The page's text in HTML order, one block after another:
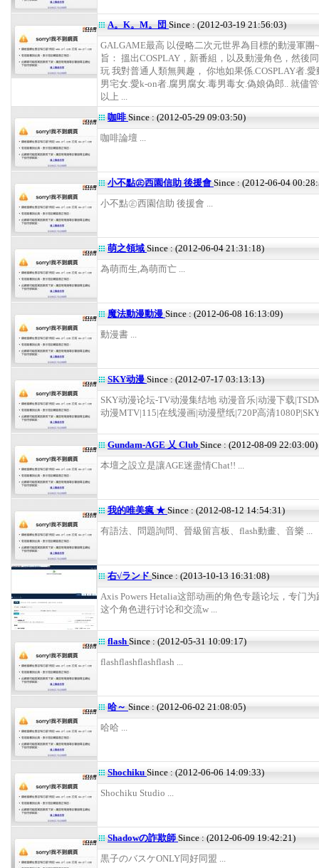
A。K。M。団 Since : (2012-03-19 21:56:03)
GALGAME最高 以侵略二次元世界為目標的動漫軍團
旨： 搵出COSPLAY，新番組，以及動漫角色，然後
玩 我對普通人類無興趣， 你地如果係.COSPLAY者.愛
男宅女.愛k-on者.腐男腐女.毒男毒女.偽娘偽郎.. 就儘
以上 ...
咖啡Since : (2012-05-29 09:03:50)
咖啡論壇 ...
小不點㊣西園信助 後援會 Since : (2012-06-04
小不點㊣西園信助 後援會 ...
萌之領域 Since : (2012-06-04 21:31:18)
為萌而生,為萌而亡 ...
魔法動漫動漫 Since : (2012-06-08 16:13:09)
動漫書 ...
SKY动漫 Since : (2012-07-17 03:13:13)
SKY动漫论坛-TV动漫集结地 动漫音乐|动漫下载
动漫MTV|115|在线漫画|动漫壁纸|720P高清
Gundam-AGE 乂 Club Since : (2012-08-09 22:03:00)
本壇之設立是讓AGE迷盡情Chat!! ...
我的唯美瘋 ★ Since : (2012-08-12 14:54:31)
有語法、問題詢問、晉級留言板、flash動畫、音樂 ...
右√ランド Since : (2013-10-13 16:31:08)
Axis Powers Hetalia这部动画的角色专题论坛，专门
这个角色进行讨论和交流w ...
flash Since : (2012-05-31 10:09:17)
flashflashflashflash ...
哈～ Since : (2012-06-02 21:08:05)
哈哈 ...
Shochiku Since : (2012-06-06 14:09:33)
Shochiku Studio ...
Shadowの詐欺師 Since : (2012-06-09 19:42:21)
黒子のバスケONLY同好同盟 ...